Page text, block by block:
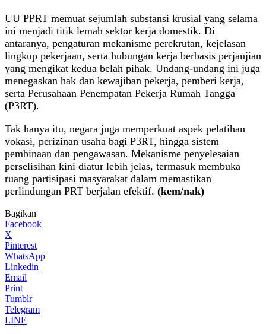
UU PPRT memuat sejumlah substansi krusial yang selama
ini menjadi titik lemah sektor kerja domestik. Di
antaranya, pengaturan mekanisme perekrutan, kejelasan
lingkup pekerjaan, serta hubungan kerja berbasis perjanjian
yang mengikat kedua belah pihak. Undang-undang ini juga
menegaskan hak dan kewajiban pekerja, pemberi kerja,
serta Perusahaan Penempatan Pekerja Rumah Tangga
(P3RT).
Tak hanya itu, negara juga memperkuat aspek pelatihan
vokasi, perizinan usaha bagi P3RT, hingga sistem
pembinaan dan pengawasan. Mekanisme penyelesaian
perselisihan kini diatur lebih jelas, termasuk membuka
ruang partisipasi masyarakat dalam memastikan
perlindungan PRT berjalan efektif. (kem/nak)
Bagikan
Facebook
X
Pinterest
WhatsApp
Linkedin
Email
Print
Tumblr
Telegram
LINE